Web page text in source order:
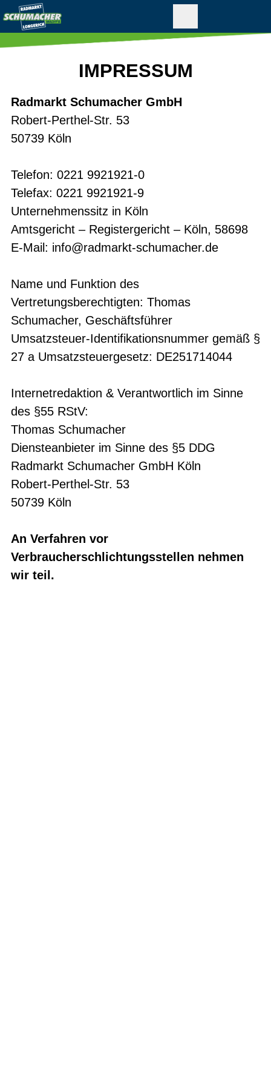
IMPRESSUM
Radmarkt Schumacher GmbH
Robert-Perthel-Str. 53
50739 Köln
Telefon: 0221 9921921-0
Telefax: 0221 9921921-9
Unternehmenssitz in Köln
Amtsgericht – Registergericht – Köln, 58698
E-Mail: info@radmarkt-schumacher.de
Name und Funktion des
Vertretungsberechtigten: Thomas
Schumacher, Geschäftsführer
Umsatzsteuer-Identifikationsnummer gemäß §
27 a Umsatzsteuergesetz: DE251714044
Internetredaktion & Verantwortlich im Sinne
des §55 RStV:
Thomas Schumacher
Diensteanbieter im Sinne des §5 DDG
Radmarkt Schumacher GmbH Köln
Robert-Perthel-Str. 53
50739 Köln
An Verfahren vor
Verbraucherschlichtungsstellen nehmen
wir teil.